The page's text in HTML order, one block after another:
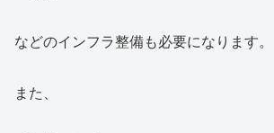
などのインフラ整備も必要になります。
また、